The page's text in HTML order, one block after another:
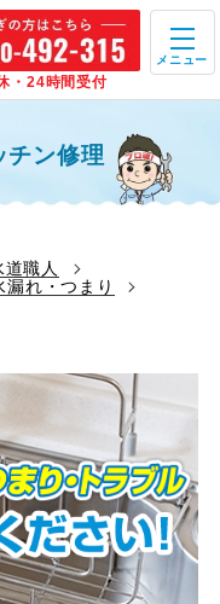
・24時間受付
メニュー
チン修理
職人
漏れ・つまり